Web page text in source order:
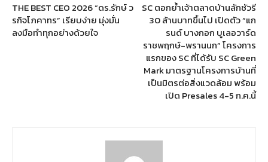
THE BEST CEO 2026 “ดร.รักษ์ ว
รกิจโภคาทร” เรียบง่าย มุ่งมั่น
ลงมือทำทุกอย่างด้วยใจ
SC ตอกย้ำเจ้าตลาดบ้านลักชัวรี
30 ล้านบาทขึ้นไป เปิดตัว “แก
รนด์ บางกอก บูเลอวาร์ด
ราชพฤกษ์-พรานนก” โครงการ
แรกของ SC ที่ได้รับ SC Green
Mark มาตรฐานโครงการบ้านที่
เป็นมิตรต่อสิ่งแวดล้อม พร้อม
เปิด Presales 4-5 ก.ค.นี้